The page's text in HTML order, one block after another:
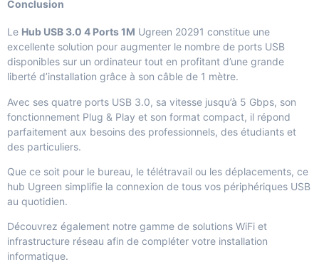
Conclusion
Le Hub USB 3.0 4 Ports 1M Ugreen 20291 constitue une
excellente solution pour augmenter le nombre de ports USB
disponibles sur un ordinateur tout en profitant d’une grande
liberté d’installation grâce à son câble de 1 mètre.
Avec ses quatre ports USB 3.0, sa vitesse jusqu’à 5 Gbps, son
fonctionnement Plug & Play et son format compact, il répond
parfaitement aux besoins des professionnels, des étudiants et
des particuliers.
Que ce soit pour le bureau, le télétravail ou les déplacements, ce
hub Ugreen simplifie la connexion de tous vos périphériques USB
au quotidien.
Découvrez également notre gamme de solutions WiFi et
infrastructure réseau afin de compléter votre installation
informatique.